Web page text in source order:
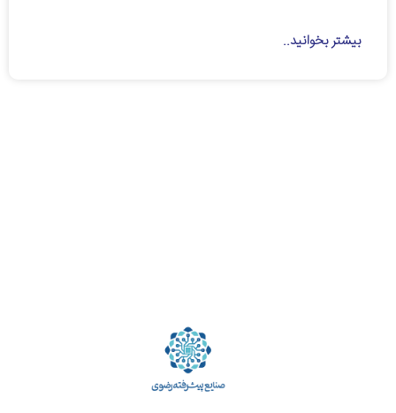
بیشتر بخوانید..